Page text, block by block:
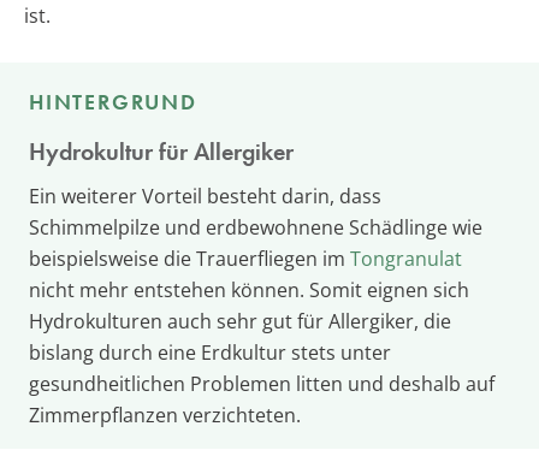
ist.
HINTERGRUND
Hydrokultur für Allergiker
Ein weiterer Vorteil besteht darin, dass
Schimmelpilze und erdbewohnene Schädlinge wie
beispielsweise die Trauerfliegen im Tongranulat
nicht mehr entstehen können. Somit eignen sich
Hydrokulturen auch sehr gut für Allergiker, die
bislang durch eine Erdkultur stets unter
gesundheitlichen Problemen litten und deshalb auf
Zimmerpflanzen verzichteten.